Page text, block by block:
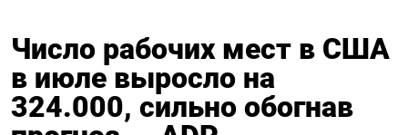
Число рабочих мест в США
в июле выросло на
324.000, сильно обогнав